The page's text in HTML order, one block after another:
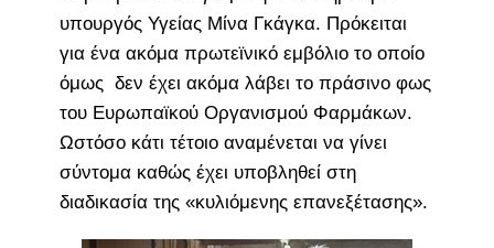
υπουργός Υγείας Μίνα Γκάγκα. Πρόκειται
για ένα ακόμα πρωτεϊνικό εμβόλιο το οποίο
όμως δεν έχει ακόμα λάβει το πράσινο φως
του Ευρωπαϊκού Οργανισμού Φαρμάκων.
Ωστόσο κάτι τέτοιο αναμένεται να γίνει
σύντομα καθώς έχει υποβληθεί στη
διαδικασία της «κυλιόμενης επανεξέτασης».